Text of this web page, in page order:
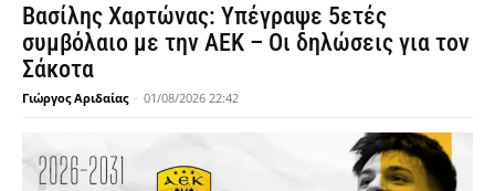
Βασίλης Χαρτώνας: Υπέγραψε 5ετές
συμβόλαιο με την ΑΕΚ – Οι δηλώσεις για τον
Σάκοτα
Γιώργος Αριδαίας - 01/08/2026 22:42